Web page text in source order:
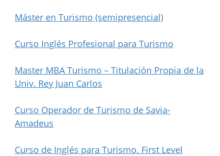
Máster en Turismo (semipresencial)
Curso Inglés Profesional para Turismo
Master MBA Turismo – Titulación Propia de la
Univ. Rey Juan Carlos
Curso Operador de Turismo de Savia-
Amadeus
Curso de Inglés para Turismo. First Level